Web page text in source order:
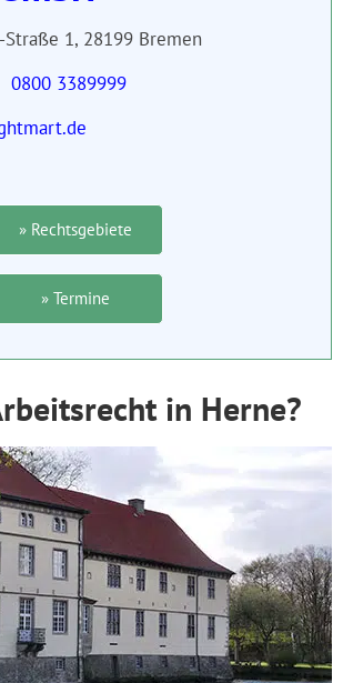
Straße 1, 28199 Bremen
0800 3389999
» Rechtsgebiete
» Termine
in Herne?